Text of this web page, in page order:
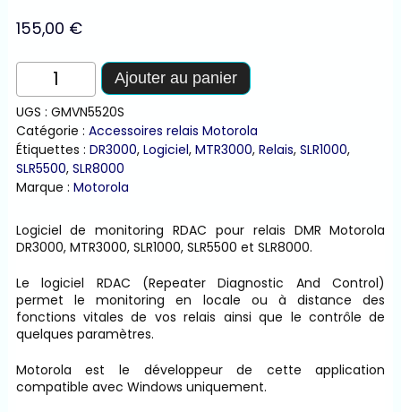
155,00 €
quantité
Logiciel
monitoring
relais
RDAC
Ajouter au panier
UGS : GMVN5520S
Catégorie : Accessoires relais Motorola
Étiquettes : DR3000, Logiciel, MTR3000, Relais, SLR1000,
SLR5500, SLR8000
Marque : Motorola
Logiciel de monitoring RDAC pour relais DMR Motorola
DR3000, MTR3000, SLR1000, SLR5500 et SLR8000.
Le logiciel RDAC (Repeater Diagnostic And Control)
permet le monitoring en locale ou à distance des
fonctions vitales de vos relais ainsi que le contrôle de
quelques paramètres.
Motorola est le développeur de cette application
compatible avec Windows uniquement.